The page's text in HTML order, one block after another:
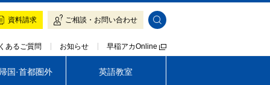
資料請求 ご相談・お問い合わせ
あるご質問 お知らせ 早稲アカOnline
国·首都圏外 英語教室